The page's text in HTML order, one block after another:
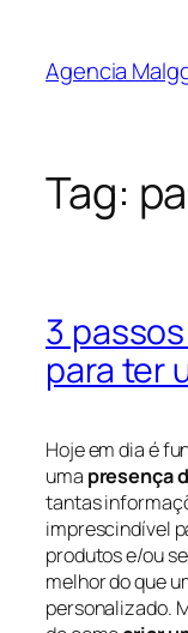
Agencia
Tag:
3
para ter
Hoje em dia é
uma presença
tantas
imprescindível
produtos e/ou
melhor do que
personalizado.